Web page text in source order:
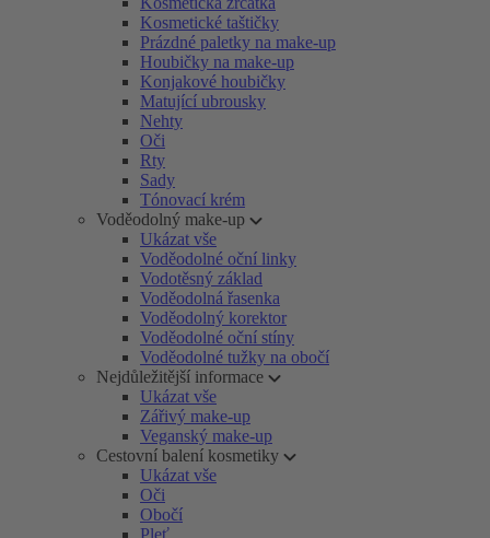
Kosmetické taštičky
Prázdné paletky na make-up
Houbičky na make-up
Konjakové houbičky
Matující ubrousky
Nehty
Oči
Rty
Sady
Tónovací krém
Voděodolný make-up
Ukázat vše
Voděodolné oční linky
Vodotěsný základ
Voděodolná řasenka
Voděodolný korektor
Voděodolné oční stíny
Voděodolné tužky na obočí
Nejdůležitější informace
Ukázat vše
Zářivý make-up
Veganský make-up
Cestovní balení kosmetiky
Ukázat vše
Oči
Obočí
Pleť